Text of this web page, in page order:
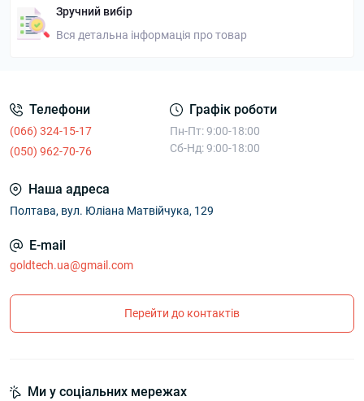
Зручний вибір
Вся детальна інформація про товар
Телефони
(066) 324-15-17
(050) 962-70-76
Графік роботи
Пн-Пт: 9:00-18:00
Сб-Нд: 9:00-18:00
Наша адреса
Полтава, вул. Юліана Матвійчука, 129
E-mail
goldtech.ua@gmail.com
Перейти до контактів
Ми у соціальних мережах